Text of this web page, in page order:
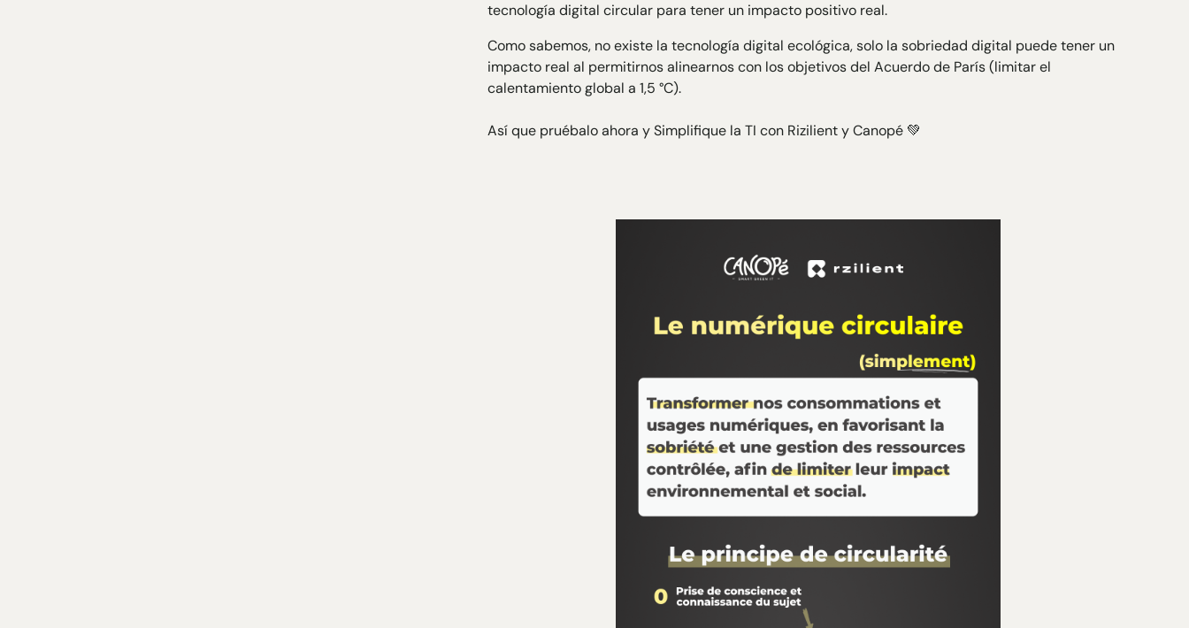
tecnología digital circular para tener un impacto positivo real.
Como sabemos, no existe la tecnología digital ecológica, solo la sobriedad digital puede tener un
impacto real al permitirnos alinearnos con los objetivos del Acuerdo de París (limitar el
calentamiento global a 1,5 °C).
Así que pruébalo ahora ySimplifique la TI con RizilientyCanopé💚